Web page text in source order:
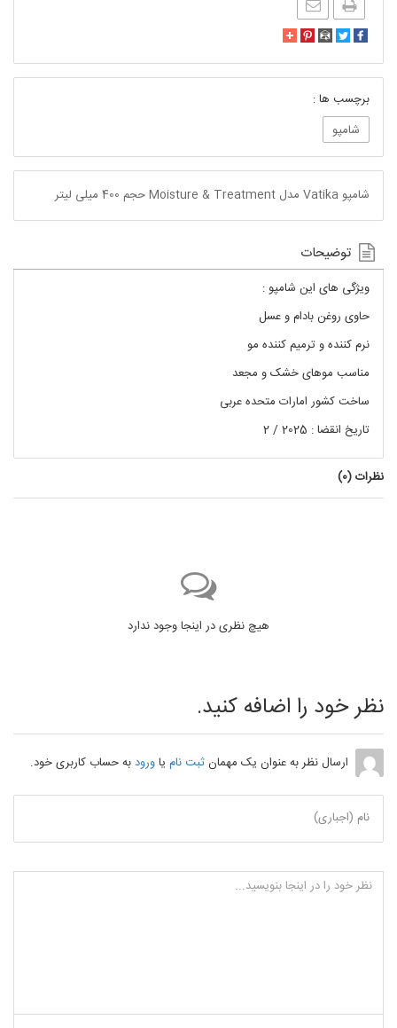
برچسب ها :
شامپو
شامپو Vatika مدل Moisture & Treatment حجم 400 میلی لیتر
توضیحات
ویژگی های این شامپو :
حاوی روغن بادام و عسل
نرم کننده و ترمیم کننده مو
مناسب موهای خشک و مجعد
ساخت کشور امارات متحده عربی
تاریخ انقضا : 2025 / 2
نظرات (0
)
هیچ نظری در اینجا وجود ندارد
نظر خود را اضافه کنید.
ارسال نظر به عنوان یک مهمانثبت نام یاورودبه حساب کاربری خود.
نام (اجباری)